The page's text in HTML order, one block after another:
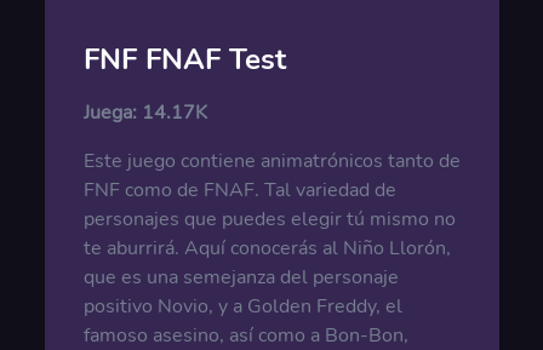
FNF FNAF Test
Juega: 14.17K
Este juego contiene animatrónicos tanto de
FNF como de FNAF. Tal variedad de
personajes que puedes elegir tú mismo no
te aburrirá. Aquí conocerás al Niño Llorón,
que es una semejanza del personaje
positivo Novio, y a Golden Freddy, el
famoso asesino, así como a Bon-Bon,